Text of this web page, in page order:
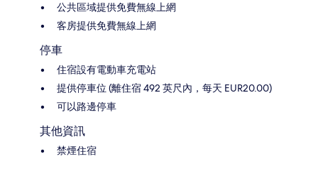
公共區域提供免費無線上網
客房提供免費無線上網
停車
住宿設有電動車充電站
提供停車位 (離住宿 492 英尺內，每天 EUR20.00)
可以路邊停車
其他資訊
禁煙住宿